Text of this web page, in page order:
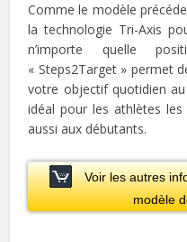
Comme le modèle
la technologie Tri-Axis
n’importe quelle
« Steps2Target » permet
votre objectif quotidien au
idéal pour les athlètes
aussi aux débutants.
Voir les autres
modèle